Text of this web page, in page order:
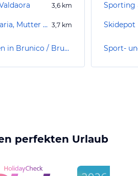
3,6 km
Wallfahrtskirche Maria, Mutter vom Guten Rat 3,7 km
Sehenswürdigkeiten in Brunico / Bruneck
Sporting
Skidepot
perfekten Urlaub